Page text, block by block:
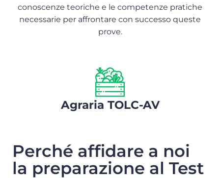
conoscenze teoriche e le competenze pratiche
necessarie per affrontare con successo queste
prove.
Agraria TOLC-AV
Perché affidare a noi
la preparazione al Test